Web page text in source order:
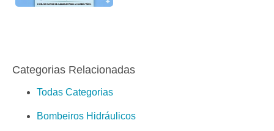
Categorias Relacionadas
Todas Categorias
Bombeiros Hidráulicos